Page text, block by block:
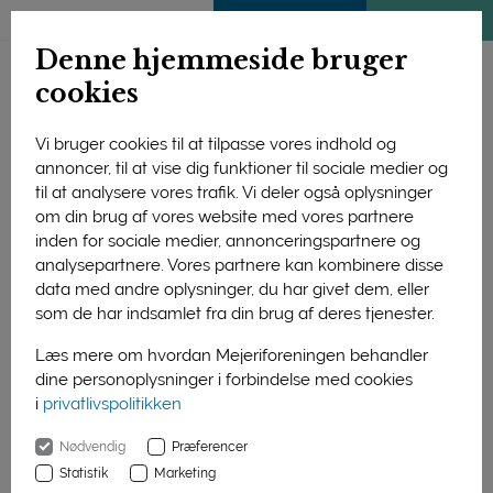
Denne hjemmeside bruger
cookies
Vi bruger cookies til at tilpasse vores indhold og
annoncer, til at vise dig funktioner til sociale medier og
til at analysere vores trafik. Vi deler også oplysninger
om din brug af vores website med vores partnere
inden for sociale medier, annonceringspartnere og
analysepartnere. Vores partnere kan kombinere disse
data med andre oplysninger, du har givet dem, eller
som de har indsamlet fra din brug af deres tjenester.
Læs mere om hvordan Mejeriforeningen behandler
dine personoplysninger i forbindelse med cookies
i privatlivspolitikken
Nødvendig
Præferencer
Statistik
Marketing
Af: Peter Biisgaard